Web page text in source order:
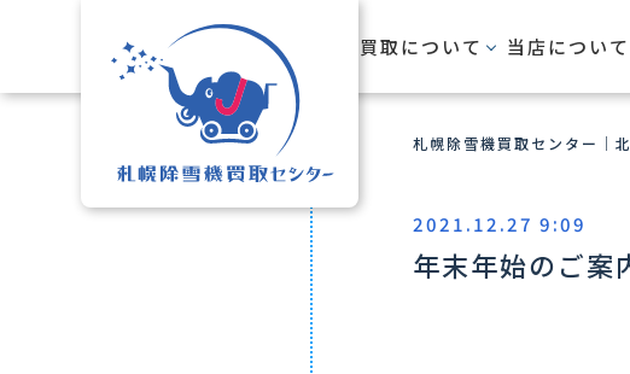
HOME 買取について 当店について
札幌除雪機買取センター｜
2021.12.27 9:09
年末年始のご案